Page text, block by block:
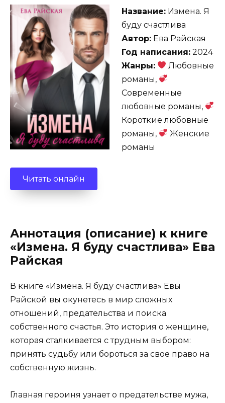
Название: Измена. Я
буду счастлива
Автор: Ева Райская
Год написания: 2024
Жанры:
Любовные
романы,
Современные
любовные романы,
Короткие любовные
романы,
Женские
романы
Читать онлайн
Аннотация (описание) к книге
«Измена. Я буду счастлива» Ева
Райская
В книге «Измена. Я буду счастлива» Евы
Райской вы окунетесь в мир сложных
отношений, предательства и поиска
собственного счастья. Это история о женщине,
которая сталкивается с трудным выбором:
принять судьбу или бороться за свое право на
собственную жизнь.
Главная героиня узнает о предательстве мужа,